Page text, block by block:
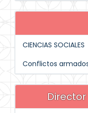
CIENCIAS SOCIALES
Conflictos